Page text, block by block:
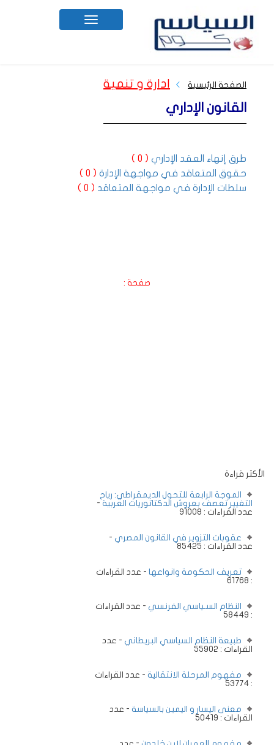
Toggle
navigation
الصفحة الرئيسية ادارة و تنمية
القانون الإداري
طرق إنهاء العقد الإداري ( 0 )
حقوق المتعاقد في مواجهة الإدارة ( 0 )
سلطات الإدارة في مواجهة المتعاقد ( 0 )
صفحة :
الأكثر قراءة
الموجة الرابعة للتحول الديمقراطي: رياح
التغيير تعصف بعروش الدكتاتوريات العربية -
عدد القراءات : 91008
عقوبات التزوير في القانون المصري -
عدد القراءات : 85425
تعريف الحكومة وانواعها - عدد القراءات
: 61768
النظام السـياسي الفرنسي - عدد القراءات
: 58449
طبيعة النظام السياسي البريطاني - عدد
القراءات : 55902
مفهوم المرحلة الانتقالية - عدد القراءات
: 53774
معنى اليسار و اليمين بالسياسة - عدد
القراءات : 50419